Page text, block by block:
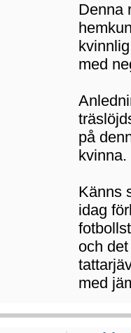
Denna
med
på
kvinna.
Känns
idag
och
med